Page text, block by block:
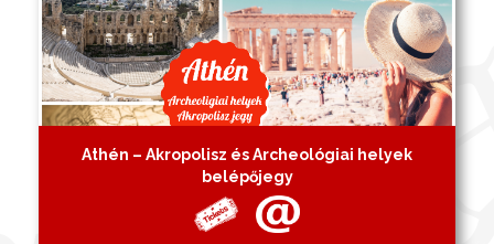
Athén – Akropolisz és Archeológiai helyek
belépőjegy